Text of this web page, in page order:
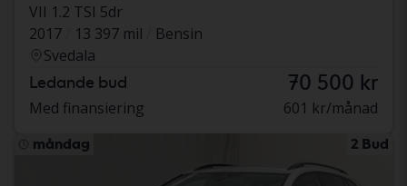
VII 1.2 TSI 5dr
2017
13 397 mil
Bensin
Svedala
Ledande bud 70 500 kr
Med finansiering 601 kr/månad
måndag 2 Bud